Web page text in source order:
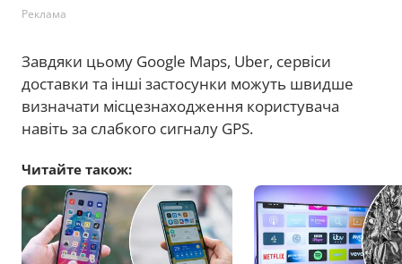
Реклама
Завдяки цьому Google Maps, Uber, сервіси
доставки та інші застосунки можуть швидше
визначати місцезнаходження користувача
навіть за слабкого сигналу GPS.
Читайте також: